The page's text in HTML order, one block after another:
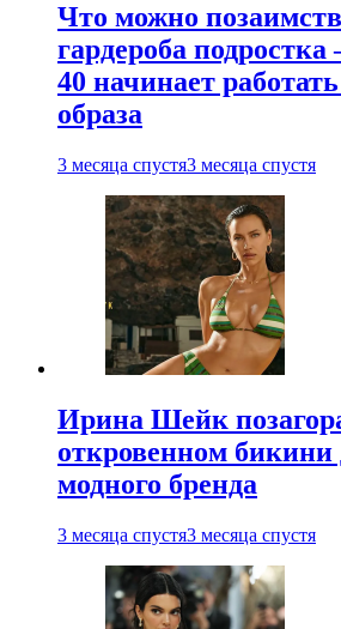
Что можно
гардероба
40 начинает
образа
3 месяца спустя3 месяца спустя
Ирина Шейк
откровенном
модного бренда
3 месяца спустя3 месяца спустя